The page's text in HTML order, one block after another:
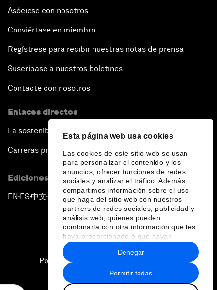
Esta página web usa cookies
Las cookies de este sitio web se usan
para personalizar el contenido y los
anuncios, ofrecer funciones de redes
sociales y analizar el tráfico. Además,
compartimos información sobre el uso
que haga del sitio web con nuestros
partners de redes sociales, publicidad y
análisis web, quienes pueden
combinarla con otra información que les
haya proporcionado o que hayan
recopilado a partir del uso que haya
hecho de sus servicios.
Permitir todas
Denegar
Asóciese con nosotros
Conviértase en miembro
Regístrese para recibir nuestras notas de prensa
Suscríbase a nuestros boletines
Contacte con nosotros
Enlaces directos
La sostenibilidad en el Foro
Carreras profesionales
Ediciones en otros idiomas
EN ▪ ES▪中文▪ 日本語
Política de privacidad y normas de uso